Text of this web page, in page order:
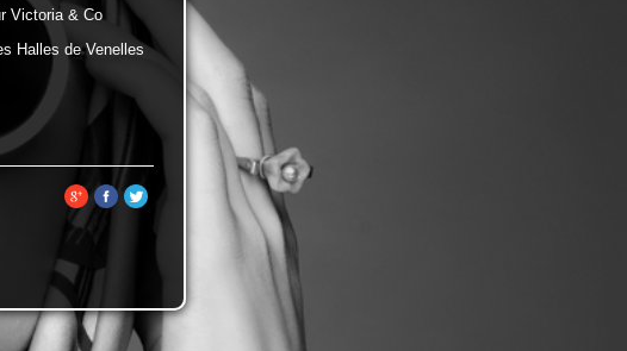
Victoria & Co
Halles de Venelles